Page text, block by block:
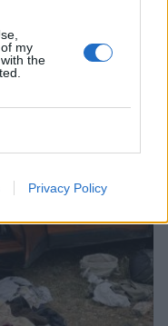
my
the
Privacy Policy
αυτοφώρω μέσα